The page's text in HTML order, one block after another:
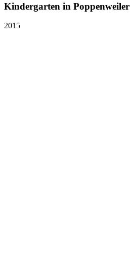
Kindergarten in Poppenweiler
2015